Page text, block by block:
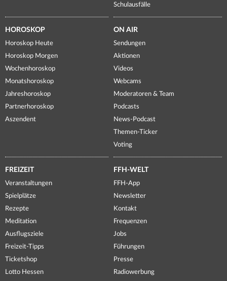
Schulausfälle
HOROSKOP
Horoskop Heute
Horoskop Morgen
Wochenhoroskop
Monatshoroskop
Jahreshoroskop
Partnerhoroskop
Aszendent
ON AIR
Sendungen
Aktionen
Videos
Webcams
Moderatoren & Team
Podcasts
News-Podcast
Themen-Ticker
Voting
FREIZEIT
Veranstaltungen
Spielplätze
Rezepte
Meditation
Ausflugsziele
Freizeit-Tipps
Ticketshop
Lotto Hessen
FFH-WELT
FFH-App
Newsletter
Kontakt
Frequenzen
Jobs
Führungen
Presse
Radiowerbung